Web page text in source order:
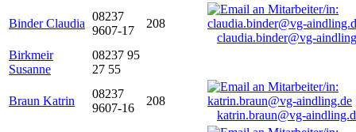
Binder Claudia
08237
9607-17
208
claudia.binder@vg-
Birkmeir
Susanne
08237 95
27 55
Braun Katrin
08237
9607-16
208
katrin.braun@vg-